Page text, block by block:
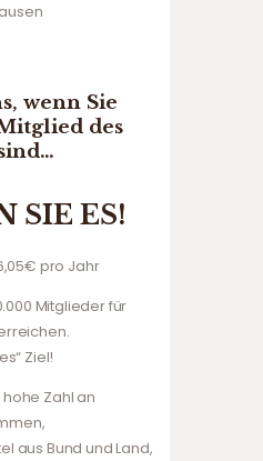
wenn Sie
des
SIE ES!
pro Jahr
Mitglieder für
Ziel!
Zahl an
aus Bund und Land,